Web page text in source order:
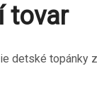
tovar
detské topánky z